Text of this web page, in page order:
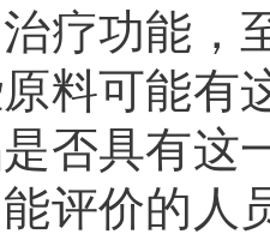
疗功能，
料可能有
否具有这
评价的人